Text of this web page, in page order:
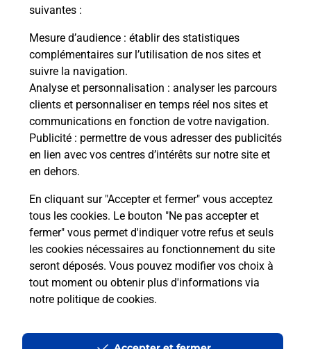
suivantes :
Mesure d’audience : établir des statistiques
complémentaires sur l’utilisation de nos sites et
suivre la navigation.
Analyse et personnalisation : analyser les parcours
clients et personnaliser en temps réel nos sites et
communications en fonction de votre navigation.
Publicité : permettre de vous adresser des publicités
en lien avec vos centres d’intérêts sur notre site et
en dehors.
En cliquant sur "Accepter et fermer" vous acceptez
tous les cookies. Le bouton "Ne pas accepter et
fermer" vous permet d'indiquer votre refus et seuls
les cookies nécessaires au fonctionnement du site
seront déposés. Vous pouvez modifier vos choix à
tout moment ou obtenir plus d'informations via
notre politique de cookies.
Souscrire à la téléassistance
Vous cherchez une téléassistance, téléalarme dans
la commune La Rochelle ?
Découvrez nos offres.
En savoir plus
Localiser Liste
Liste - examen code de la route
Charente-Maritime - examen code de la route
La Rochelle - examen code de la route
Accessibilité : partiellement conforme